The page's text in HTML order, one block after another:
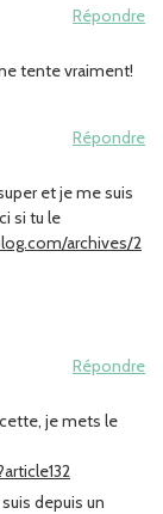
Répondre
tente vraiment!
Répondre
et je me suis
si tu le
archives/2
Répondre
je mets le
depuis un